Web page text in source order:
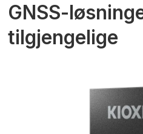
GNSS-
tilgjengelige